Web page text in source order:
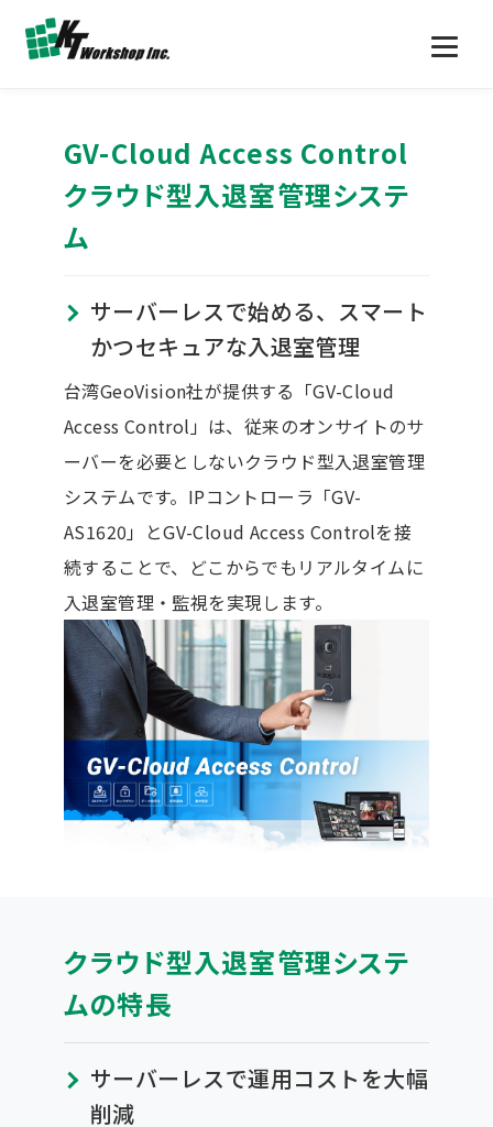
GV-Cloud Access Control
クラウド型入退室管理システ
ム
サーバーレスで始める、スマート
かつセキュアな入退室管理
台湾GeoVision社が提供する「GV-Cloud
Access Control」は、従来のオンサイトのサ
ーバーを必要としないクラウド型入退室管理
システムです。IPコントローラ「GV-
AS1620」とGV-Cloud Access Controlを接
続することで、どこからでもリアルタイムに
入退室管理・監視を実現します。
クラウド型入退室管理システ
ムの特長
サーバーレスで運用コストを大幅
削減